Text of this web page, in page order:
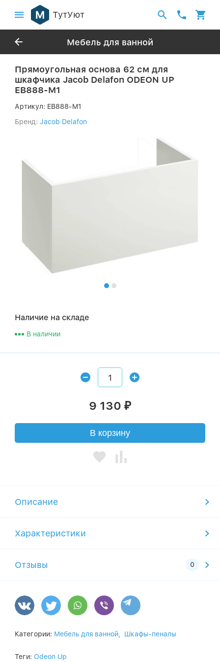
ТутУют
Мебель для ванной
Прямоугольная основа 62 см для
шкафчика Jacob Delafon ODEON UP
EB888-M1
Артикул: EB888-M1
Бренд: Jacob Delafon
Наличие на складе
В наличии
9 130 ₽
В корзину
Описание
Характеристики
Отзывы
Категории: Мебель для ванной, Шкафы-пеналы
Теги: Odeon Up